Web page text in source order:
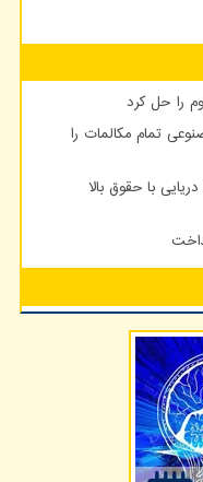
تمام مکالمات را
با حقوق بالا